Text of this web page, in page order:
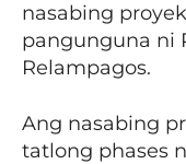
nasabing
pangunguna ni
Relampagos.
Ang nasabing
tatlong phases